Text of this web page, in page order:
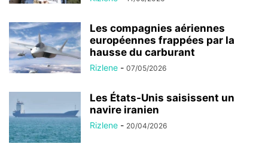
Les compagnies aériennes
européennes frappées par la
hausse du carburant
Rizlene - 07/05/2026
Les États-Unis saisissent un
navire iranien
Rizlene - 20/04/2026